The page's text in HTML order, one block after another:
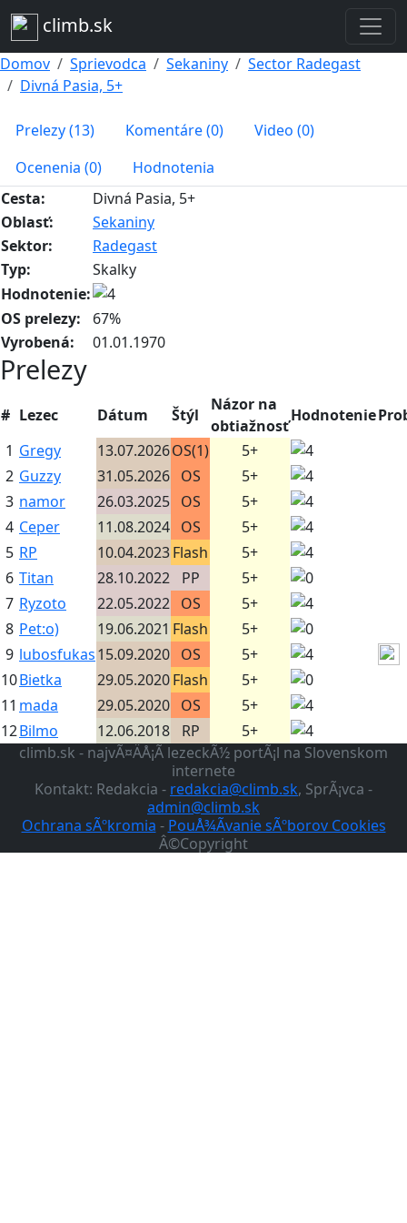
climb.sk
Domov Sprievodca Sekaniny
Sector Radegast
Divná Pasia, 5+
Prelezy (13) Komentáre (0)
Video (0)
Ocenenia (0)
Hodnotenia
Cesta:
Divná Pasia, 5+
Oblasť:
Sekaniny
Sektor:
Radegast
Typ:
Skalky
Hodnotenie:
OS prelezy:
67%
Vyrobená:
01.01.1970
Prelezy
# Lezec Dátum Štýl
Názor na
obtiažnosť
Hodnotenie
1 Gregy 13.07.2026OS(1)
5+
2 Guzzy 31.05.2026 OS
5+
3 namor 26.03.2025 OS
5+
4 Ceper 11.08.2024 OS
5+
5 RP 10.04.2023Flash
5+
6 Titan 28.10.2022 PP
5+
7 Ryzoto 22.05.2022 OS
5+
8 Pet:o) 19.06.2021 Flash
5+
9 lubosfukas15.09.2020 OS
5+
10Bietka 29.05.2020Flash
5+
11 mada 29.05.2020 OS
5+
12Bilmo 12.06.2018 RP
5+
climb.sk - najvÃ¤ÄÅ¡Ã­ lezeckÃ½ portÃ¡l na Slovenskom
internete
Kontakt: Redakcia - redakcia@climb.sk, SprÃ¡vca -
admin@climb.sk
Ochrana sÃºkromia - PouÅ¾Ã­vanie sÃºborov Cookies
Â©Copyright